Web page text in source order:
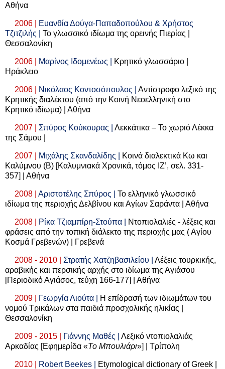
Αθήνα
2006 |
Ευανθία Δούγα-Παπαδοπούλου & Χρήστος
Τζιτζιλής | Το γλωσσικό ιδίωμα της ορεινής Πιερίας |
Θεσσαλονίκη
2006 | Μαρίνος Ιδομενέως |
Κρητικό γλωσσάριο |
Ηράκλειο
2006 | Νικόλαος Κοντοσόπουλος | Αντίστροφο λεξικό της
Κρητικής διαλέκτου (από την Κοινή Νεοελληνική στο
Κρητικό ιδίωμα) | Αθήνα
2007 | Σπύρος Κούκουρας | Λεκκάτικα – Το χωριό Λέκκα
της Σάμου |
2007 | Μιχάλης Σκανδαλίδης |
Κοινά διαλεκτικά Κω και
Καλύμνου (Β) [Καλυμνιακά Χρονικά, τόμος ΙΖ’, σελ. 331-
357] | Αθήνα
2008 | Αριστοτέλης Σπύρος | Το ελληνικό γλωσσικό
ιδίωμα της περιοχής Δελβίνου και Αγίων Σαράντα | Αθήνα
2008 | Ρίκα Τζιαμπίρη-Στούπα |
Ντοπιολαλιές - λέξεις και
φράσεις από την τοπική διάλεκτο της περιοχής μας ( Αγίου
Κοσμά Γρεβενών) | Γρεβενά
2008 - 2010 | Στρατής Χατζηβασιλείου | Λέξεις τουρκικής,
αραβικής και περσικής αρχής στο ιδίωμα της Αγιάσου
[Περιοδικό Αγιάσος, τεύχη 166-177] | Αθήνα
2009 | Γεωργία Λιούτα |
Η επίδρασή των ιδιωμάτων του
νομού Τρικάλων στα παιδιά προσχολικής ηλικίας |
Θεσσαλονίκη
2009 - 2015 | Γιάννης Μαθές | Λεξικό ντοπιολαλιάς
Αρκαδίας [Εφημερίδα «Το Μπουλιάρι»] | Τρίπολη
2010 | Robert Beekes |
Etymological dictionary of Greek |